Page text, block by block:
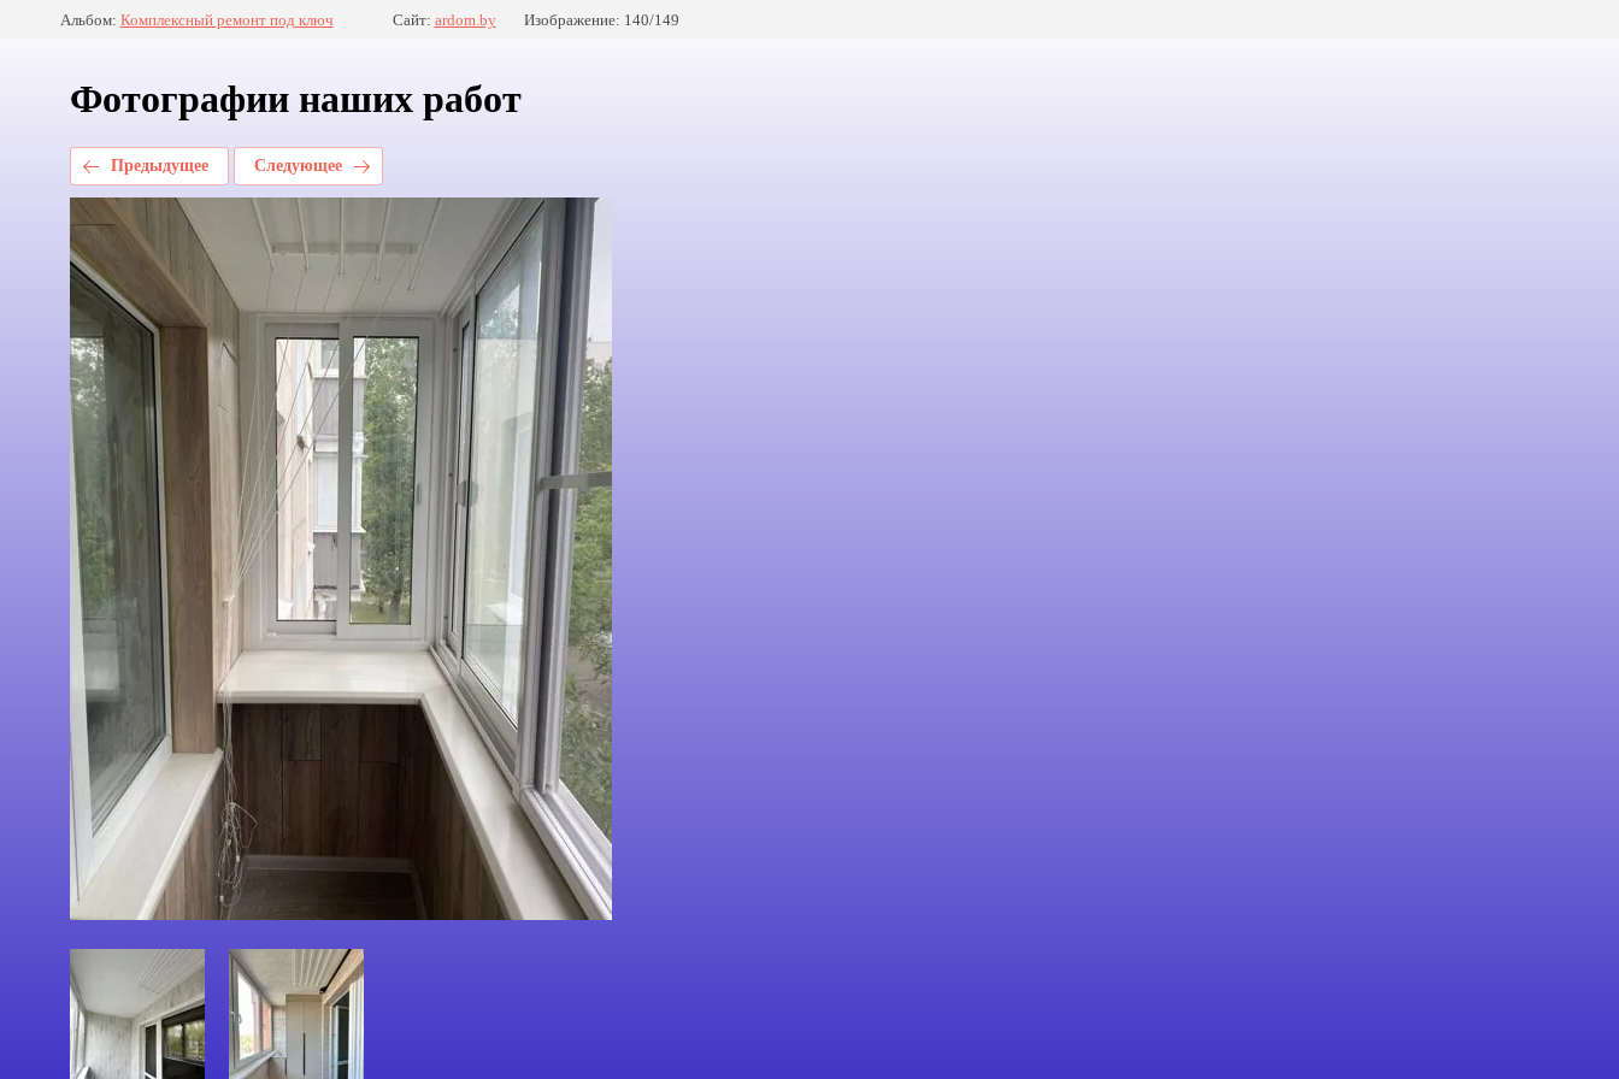
Альбом: Комплексный ремонт под ключ Сайт: ardom.by Изображение: 140/149
Фотографии наших работ
Предыдущее Следующее